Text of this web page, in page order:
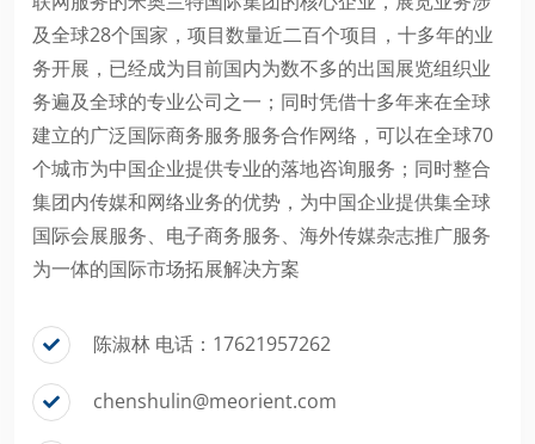
及全球28个国家，项目数量近二百个项目，十多年的业
务开展，已经成为目前国内为数不多的出国展览组织业
务遍及全球的专业公司之一；同时凭借十多年来在全球
建立的广泛国际商务服务服务合作网络，可以在全球70
个城市为中国企业提供专业的落地咨询服务；同时整合
集团内传媒和网络业务的优势，为中国企业提供集全球
国际会展服务、电子商务服务、海外传媒杂志推广服务
为一体的国际市场拓展解决方案
陈淑林 电话：17621957262
chenshulin@meorient.com